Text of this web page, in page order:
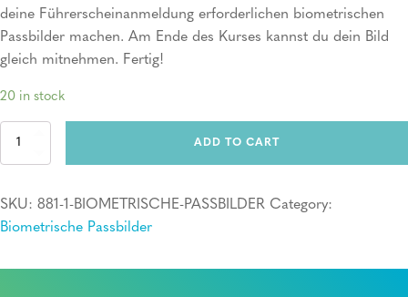
deine Führerscheinanmeldung erforderlichen biometrischen
Passbilder machen. Am Ende des Kurses kannst du dein Bild
gleich mitnehmen. Fertig!
20 in stock
Biometrische
ADD TO CART
SKU: 881-1-BIOMETRISCHE-PASSBILDER Category:
Biometrische Passbilder